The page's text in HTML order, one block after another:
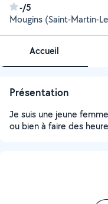
-/5
Mougins (Saint-Martin-
Accueil
Présentation
Je suis une jeune
ou bien à faire des